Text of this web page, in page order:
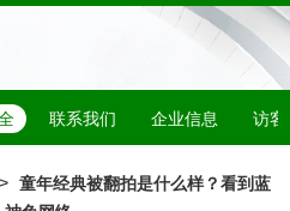
联系我们 企业信息 访客
童年经典被翻拍是什么样？看到蓝